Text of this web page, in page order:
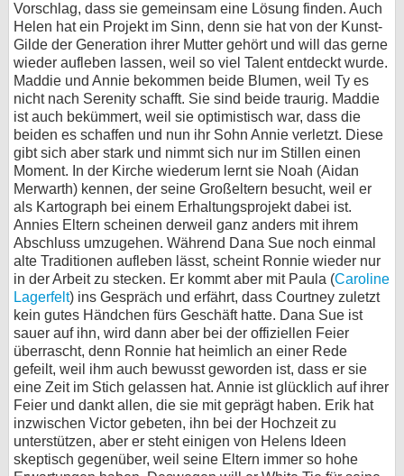
Vorschlag, dass sie gemeinsam eine Lösung finden. Auch
Helen hat ein Projekt im Sinn, denn sie hat von der Kunst-
Gilde der Generation ihrer Mutter gehört und will das gerne
wieder aufleben lassen, weil so viel Talent entdeckt wurde.
Maddie und Annie bekommen beide Blumen, weil Ty es
nicht nach Serenity schafft. Sie sind beide traurig. Maddie
ist auch bekümmert, weil sie optimistisch war, dass die
beiden es schaffen und nun ihr Sohn Annie verletzt. Diese
gibt sich aber stark und nimmt sich nur im Stillen einen
Moment. In der Kirche wiederum lernt sie Noah (Aidan
Merwarth) kennen, der seine Großeltern besucht, weil er
als Kartograph bei einem Erhaltungsprojekt dabei ist.
Annies Eltern scheinen derweil ganz anders mit ihrem
Abschluss umzugehen. Während Dana Sue noch einmal
alte Traditionen aufleben lässt, scheint Ronnie wieder nur
in der Arbeit zu stecken. Er kommt aber mit Paula (Caroline
Lagerfelt) ins Gespräch und erfährt, dass Courtney zuletzt
kein gutes Händchen fürs Geschäft hatte. Dana Sue ist
sauer auf ihn, wird dann aber bei der offiziellen Feier
überrascht, denn Ronnie hat heimlich an einer Rede
gefeilt, weil ihm auch bewusst geworden ist, dass er sie
eine Zeit im Stich gelassen hat. Annie ist glücklich auf ihrer
Feier und dankt allen, die sie mit geprägt haben. Erik hat
inzwischen Victor gebeten, ihn bei der Hochzeit zu
unterstützen, aber er steht einigen von Helens Ideen
skeptisch gegenüber, weil seine Eltern immer so hohe